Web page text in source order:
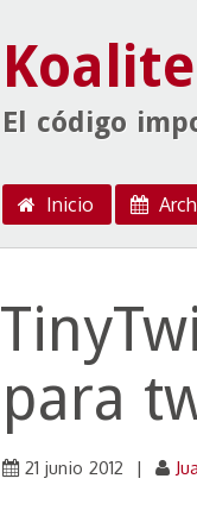
Koalite
El código
Menú
Ir al contenido
Inicio
para
21 junio 2012 |